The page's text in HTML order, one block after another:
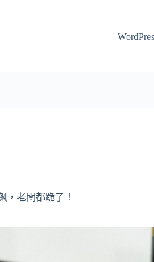
，老闆都跪了！